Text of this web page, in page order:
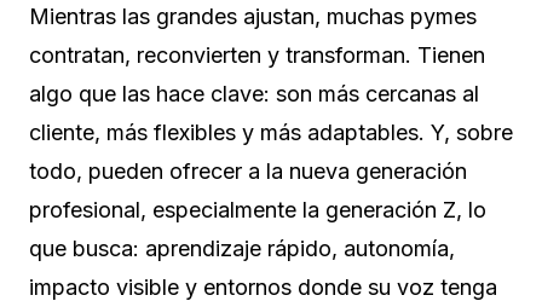
Mientras las grandes ajustan, muchas pymes
contratan, reconvierten y transforman. Tienen
algo que las hace clave: son más cercanas al
cliente, más flexibles y más adaptables. Y, sobre
todo, pueden ofrecer a la nueva generación
profesional, especialmente la generación Z, lo
que busca: aprendizaje rápido, autonomía,
impacto visible y entornos donde su voz tenga